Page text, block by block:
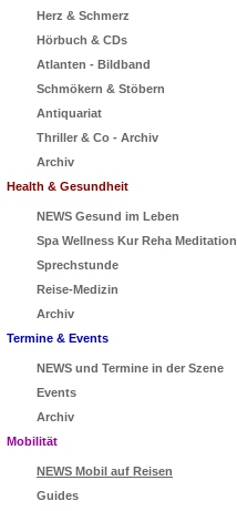
Herz & Schmerz
Hörbuch & CDs
Atlanten - Bildband
Schmökern & Stöbern
Antiquariat
Thriller & Co - Archiv
Archiv
Health & Gesundheit
NEWS Gesund im Leben
Spa Wellness Kur Reha Meditation
Sprechstunde
Reise-Medizin
Archiv
Termine & Events
NEWS und Termine in der Szene
Events
Archiv
Mobilität
NEWS Mobil auf Reisen
Guides